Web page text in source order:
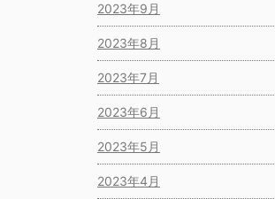
2023年9月
2023年8月
2023年7月
2023年6月
2023年5月
2023年4月